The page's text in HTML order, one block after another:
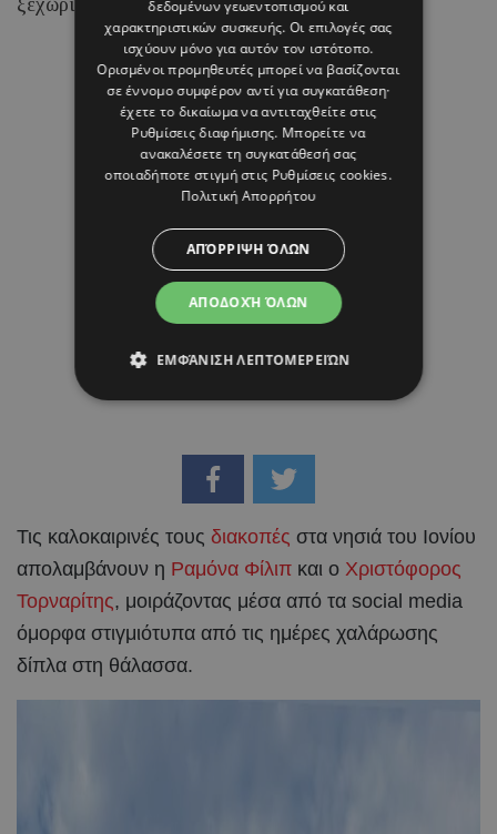
07 ΑΥΓΟΥΣΤΟΥ 26 - 15:45
Μαρία Καραμάνου
Τις καλοκαιρινές τους διακοπές στα νησιά του Ιονίου
απολαμβάνουν η Ραμόνα Φίλιπ και ο Χριστόφορος
Τορναρίτης, μοιράζοντας μέσα από τα social media
όμορφα στιγμιότυπα από τις ημέρες χαλάρωσης
δίπλα στη θάλασσα.
δεδομένων γεωεντοπισμού και
χαρακτηριστικών συσκευής. Οι επιλογές σας
ισχύουν μόνο για αυτόν τον ιστότοπο.
Ορισμένοι προμηθευτές μπορεί να βασίζονται
σε έννομο συμφέρον αντί για συγκατάθεση·
έχετε το δικαίωμα να αντιταχθείτε στις
Ρυθμίσεις διαφήμισης. Μπορείτε να
ανακαλέσετε τη συγκατάθεσή σας
οποιαδήποτε στιγμή στις Ρυθμίσεις cookies.
Πολιτική Απορρήτου
ΑΠΟΔΟΧΉ ΌΛΩΝ
ΑΠΌΡΡΙΨΗ ΌΛΩΝ
ΕΜΦΆΝΙΣΗ ΛΕΠΤΟΜΕΡΕΙΏΝ